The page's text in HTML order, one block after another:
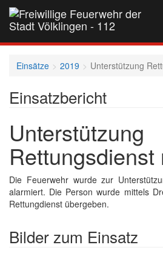
Einsätze 2019 Unterstützung
Einsatzbericht
Unterstützung
Rettungsdienst
Die Feuerwehr wurde zur
alarmiert. Die Person wurde mittels
Rettungdienst übergeben.
Bilder zum Einsatz